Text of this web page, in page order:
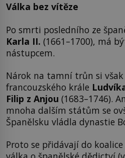
Válka bez vítěze
Po smrti posledního ze
Karla II. (1661–1700), má
nástupcem.
Nárok na tamní trůn si
francouzského krále
Filip z Anjou (1683–1746).
mnoha dalším státům se
Španělsku vládla dynastie
Proto se přidávají do